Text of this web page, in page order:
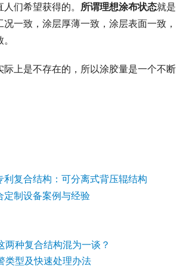
人们希望获得的。 所谓理想涂布状态就是
一致，涂层厚薄一致，涂层表面一致，
际上是不存在的，所以涂胶量是一个不断
利复合结构：可分离式背压辊结构
定制设备案例与经验
两种复合结构混为一谈？
类型及快速处理办法